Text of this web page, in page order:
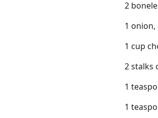
2
1
1 cup
2 stalks
1
1